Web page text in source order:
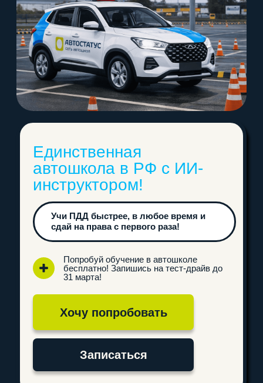
НА НАС В СОЦИАЛЬНЫХ СЕТЯХ!
ПОДПИШИСЬ
8 (3842) 32-67-01
avtostatuskem@yandex.ru
Отправляя свои контактные данные, вы соглашаетесь
Перезвоните мне